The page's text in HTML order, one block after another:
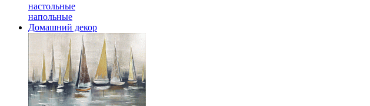
настольные
напольные
Домашний декор